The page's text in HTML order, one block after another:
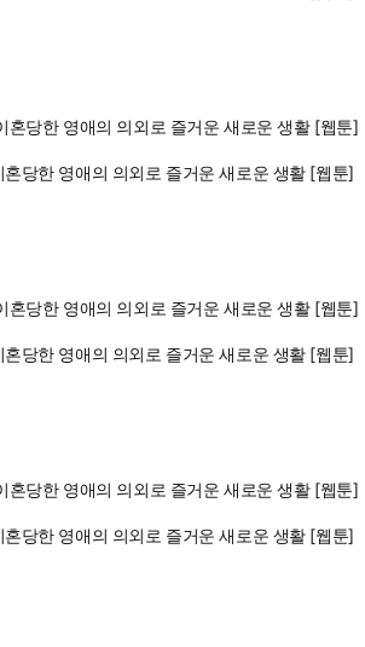
혼당한 영애의 의외로 즐거운 새로운 생활 [웹툰]
당한 영애의 의외로 즐거운 새로운 생활 [웹툰]
혼당한 영애의 의외로 즐거운 새로운 생활 [웹툰]
당한 영애의 의외로 즐거운 새로운 생활 [웹툰]
혼당한 영애의 의외로 즐거운 새로운 생활 [웹툰]
당한 영애의 의외로 즐거운 새로운 생활 [웹툰]